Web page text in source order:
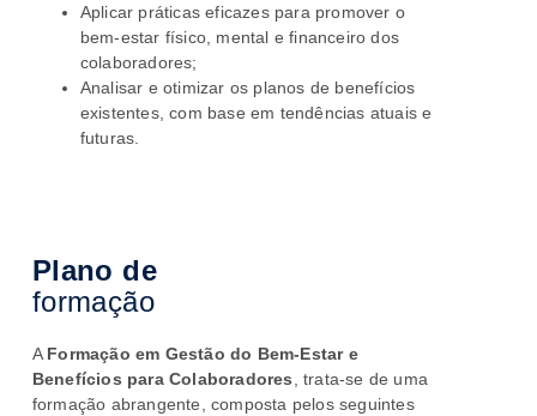
Aplicar práticas eficazes para promover o
bem-estar físico, mental e financeiro dos
colaboradores;
Analisar e otimizar os planos de benefícios
existentes, com base em tendências atuais e
futuras.
Plano de
formação
A Formação em Gestão do Bem-Estar e
Benefícios para Colaboradores, trata-se de uma
formação abrangente, composta pelos seguintes